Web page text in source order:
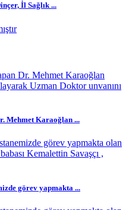
İl Sağlık ...
Mehmet Karaoğlan ...
görev yapmakta ...